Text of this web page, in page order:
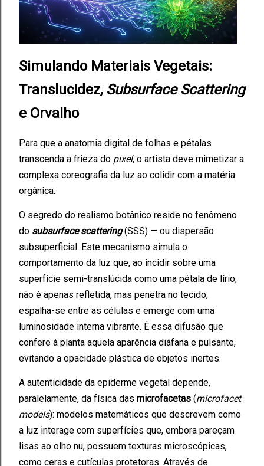
Simulando Materiais Vegetais:
Translucidez, Subsurface Scattering
e Orvalho
Para que a anatomia digital de folhas e pétalas
transcenda a frieza do pixel, o artista deve mimetizar a
complexa coreografia da luz ao colidir com a matéria
orgânica.
O segredo do realismo botânico reside no fenômeno
do subsurface scattering(SSS) — ou dispersão
subsuperficial. Este mecanismo simula o
comportamento da luz que, ao incidir sobre uma
superfície semi-translúcida como uma pétala de lírio,
não é apenas refletida, mas penetra no tecido,
espalha-se entre as células e emerge com uma
luminosidade interna vibrante. É essa difusão que
confere à planta aquela aparência diáfana e pulsante,
evitando a opacidade plástica de objetos inertes.
A autenticidade da epiderme vegetal depende,
paralelamente, da física das microfacetas (microfacet
models): modelos matemáticos que descrevem como
a luz interage com superfícies que, embora pareçam
lisas ao olho nu, possuem texturas microscópicas,
como ceras e cutículas protetoras. Através de